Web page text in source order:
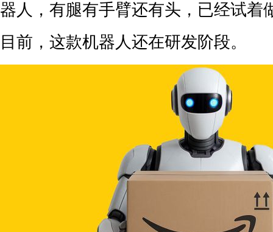
器人，有腿有手臂还有头，已经试着
目前，这款机器人还在研发阶段。